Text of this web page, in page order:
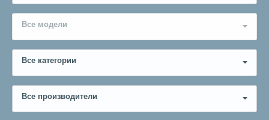
Все модели
Все категории
Все производители